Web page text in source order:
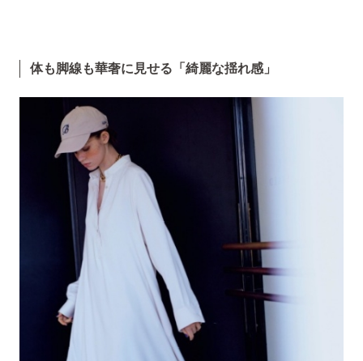
体も脚線も華奢に見せる「綺麗な揺れ感」